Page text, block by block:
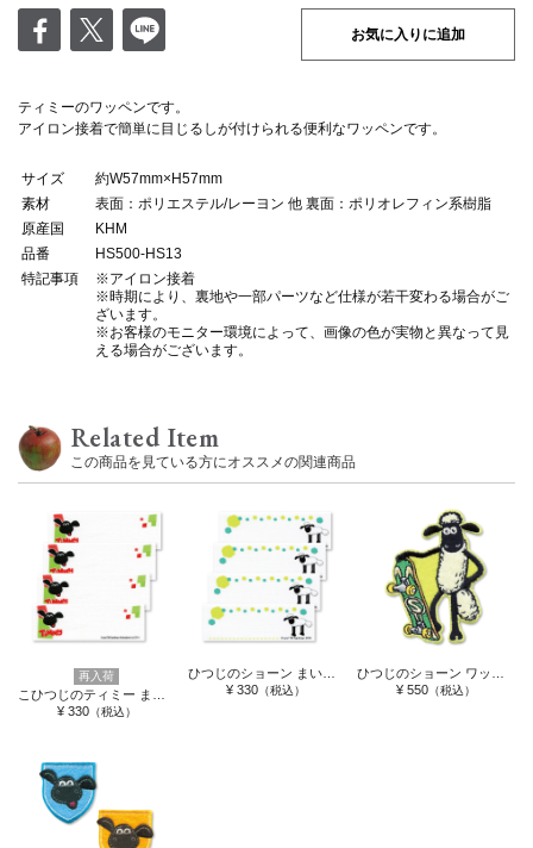
お気に入りに追加
ティミーのワッペンです。
アイロン接着で簡単に目じるしが付けられる便利なワッペンです。
サイズ
約W57mm×H57mm
素材
表面：ポリエステル/レーヨン 他 裏面：ポリオレフィン系樹脂
原産国
KHM
品番
HS500-HS13
特記事項
※アイロン接着
※時期により、裏地や一部パーツなど仕様が若干変わる場合がご
ざいます。
※お客様のモニター環境によって、画像の色が実物と異なって見
える場合がございます。
Related Item
この商品を見ている方にオススメの関連商品
再入荷
¥ 330（税込）
ひつじのショーン まいネーム
¥ 330 （税込）
¥ 550 （税込）